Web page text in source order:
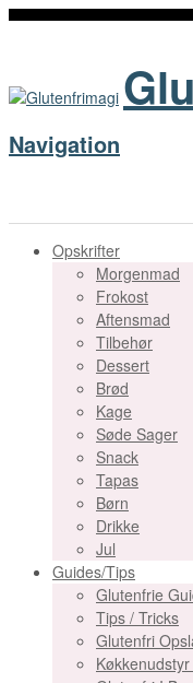
Navigation
Opskrifter
Morgenmad
Frokost
Aftensmad
Tilbehør
Dessert
Brød
Kage
Søde Sager
Snack
Tapas
Børn
Drikke
Jul
Guides/Tips
Glutenfrie
Tips / Tricks
Glutenfri